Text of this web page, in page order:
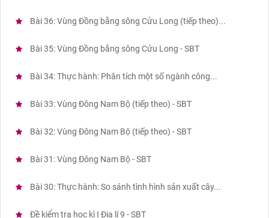
Bài 36: Vùng Đồng bằng sông Cửu Long (tiếp theo)...
Bài 35: Vùng Đồng bằng sông Cửu Long - SBT
Bài 34: Thực hành: Phân tích một số ngành công...
Bài 33: Vùng Đông Nam Bộ (tiếp theo) - SBT
Bài 32: Vùng Đông Nam Bộ (tiếp theo) - SBT
Bài 31: Vùng Đông Nam Bộ - SBT
Bài 30: Thực hành: So sánh tình hình sản xuất cây...
Đề kiểm tra học kì I Địa lí 9 - SBT